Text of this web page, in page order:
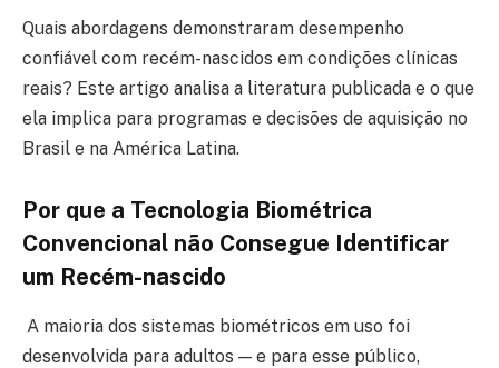
Quais abordagens demonstraram desempenho
confiável com recém-nascidos em condições clínicas
reais? Este artigo analisa a literatura publicada e o que
ela implica para programas e decisões de aquisição no
Brasil e na América Latina.
Por que a Tecnologia Biométrica
Convencional não Consegue Identificar
um Recém-nascido
A maioria dos sistemas biométricos em uso foi
desenvolvida para adultos — e para esse público,